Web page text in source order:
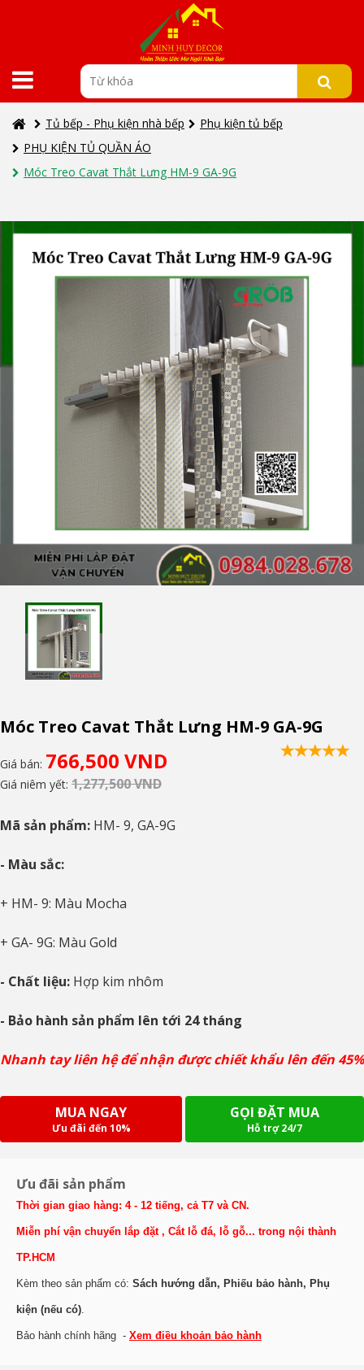
Tủ bếp - Phụ kiện nhà bếp
Phụ kiện tủ bếp
PHỤ KIỆN TỦ QUẦN ÁO
Móc Treo Cavat Thắt Lưng HM-9 GA-9G
Móc Treo Cavat Thắt Lưng HM-9 GA-9G
Giá bán: 766,500 VND
Giá niêm yết: 1,277,500 VND
Mã sản phẩm: HM- 9, GA-9G
- Màu sắc:
+ HM- 9: Màu Mocha
+ GA- 9G: Màu Gold
- Chất liệu: Hợp kim nhôm
- Bảo hành sản phẩm lên tới 24 tháng
Nhanh tay liên hệ để nhận được chiết khẩu lên đến 45%
MUA NGAY
Ưu đãi đến 10%
GỌI ĐẶT MUA
Hỗ trợ 24/7
Ưu đãi sản phẩm
Thời gian giao hàng: 4 - 12 tiếng, cả T7 và CN.
Miễn phí vận chuyển lắp đặt , Cắt lỗ đá, lỗ gỗ... trong nội thành
TP.HCM
Kèm theo sản phẩm có: Sách hướng dẫn, Phiếu bảo hành, Phụ
kiện (nếu có).
Bảo hành chính hãng - Xem điều khoản bảo hành